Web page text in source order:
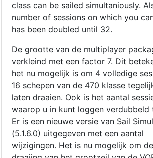
class can be sailed simultaniously.
number of sessions on which you
has been doubled until 32.
De grootte van de multiplayer
verkleind met een factor 7. Dit
het nu mogelijk is om 4 volledige
16 schepen van de 470 klasse
laten draaien. Ook is het aantal
waarop u in kunt loggen verdubbeld
Er is een nieuwe versie van Sail
(5.1.6.0) uitgegeven met een aantal
wijzigingen. Het is nu mogelijk om de